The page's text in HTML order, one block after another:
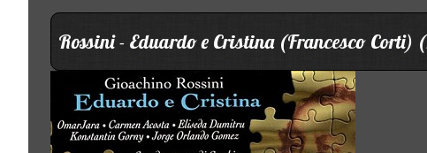
Rossini - Eduardo e Cristina (Francesco Corti)